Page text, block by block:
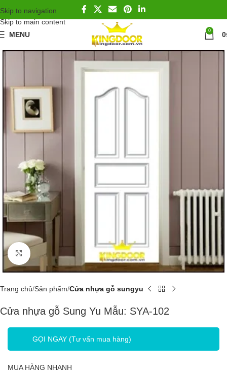
Skip to navigation
Skip to main content
MENU
0 0
Click to enlarge
Trang chủ Sản phẩm Cửa nhựa gỗ sungyu
Cửa nhựa gỗ Sung Yu Mẫu: SYA-102
GỌI NGAY (Tư vấn mua hàng)
MUA HÀNG NHANH